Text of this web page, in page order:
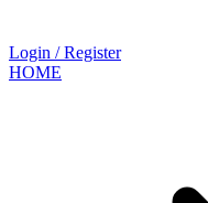
Login / Register
HOME